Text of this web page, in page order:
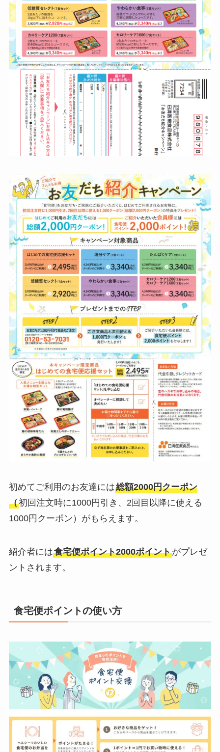
初めてご利用のお友達には総額2000円クーポン
（初回注文時に1000円引き、2回目以降に使える
1000円クーポン）がもらえます。
紹介者には食宅便ポイント2000ポイントがプレゼ
ントされます。
食宅便ポイントの使い方